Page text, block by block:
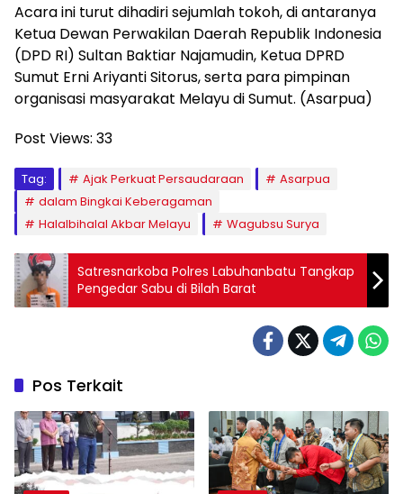
Acara ini turut dihadiri sejumlah tokoh, di antaranya
Ketua Dewan Perwakilan Daerah Republik Indonesia
(DPD RI) Sultan Baktiar Najamudin, Ketua DPRD
Sumut Erni Ariyanti Sitorus, serta para pimpinan
organisasi masyarakat Melayu di Sumut. (Asarpua)
Post Views: 33
Tag: Ajak Perkuat Persaudaraan
Asarpua
dalam Bingkai Keberagaman
Halalbihalal Akbar Melayu
Wagubsu Surya
Satresnarkoba Polres Labuhanbatu Tangkap
Pengedar Sabu di Bilah Barat
Pos Terkait